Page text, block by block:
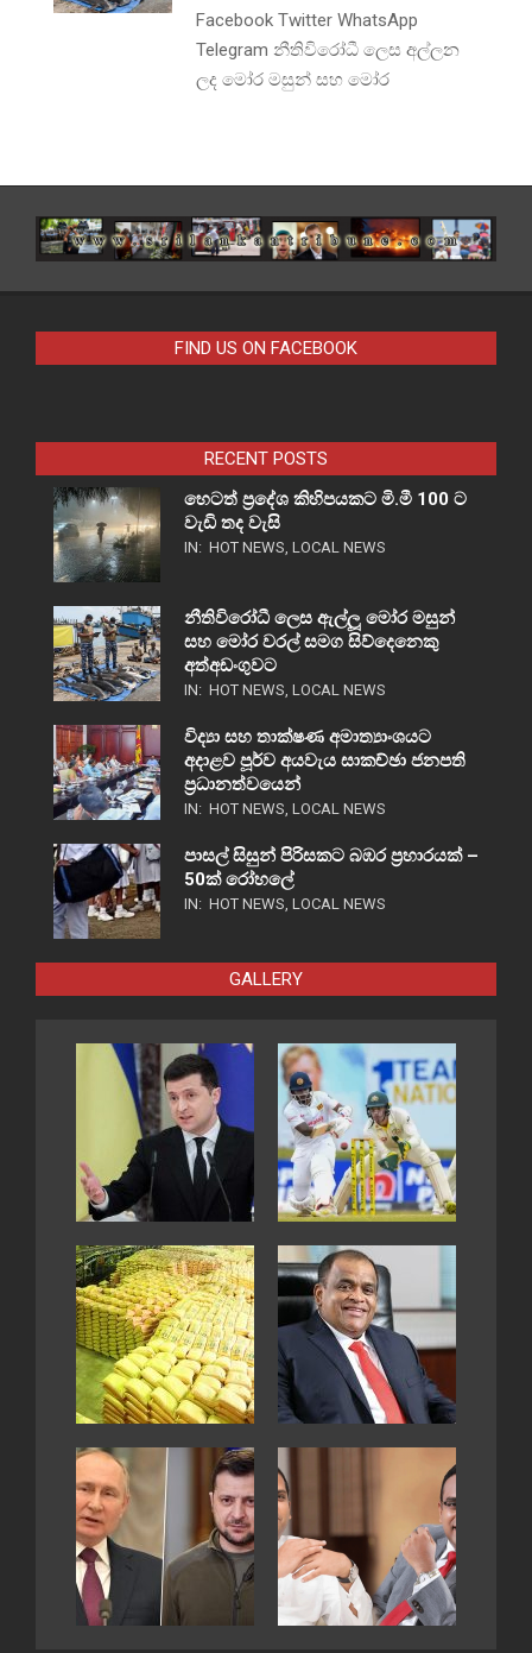
Facebook Twitter WhatsApp
Telegram නීතිවිරෝධී ලෙස අල්ලන
ලද මෝර මසුන් සහ මෝර
FIND US ON FACEBOOK
RECENT POSTS
හෙටත් ප්‍රදේශ කිහිපයකට මි.මී 100 ට
වැඩි තද වැසි
IN: HOT NEWS, LOCAL NEWS
නීතිවිරෝධී ලෙස ඇල්ලූ මෝර මසුන්
සහ මෝර වරල් සමග සිව්දෙනෙකු
අත්අඩංගුවට
IN: HOT NEWS, LOCAL NEWS
විද්‍යා සහ තාක්ෂණ අමාත්‍යාංශයට
අදාළව පූර්ව අයවැය සාකච්ඡා ජනපති
ප්‍රධානත්වයෙන්
IN: HOT NEWS, LOCAL NEWS
පාසල් සිසුන් පිරිසකට බඹර ප්‍රහාරයක් –
50ක් රෝහලේ
IN: HOT NEWS, LOCAL NEWS
GALLERY